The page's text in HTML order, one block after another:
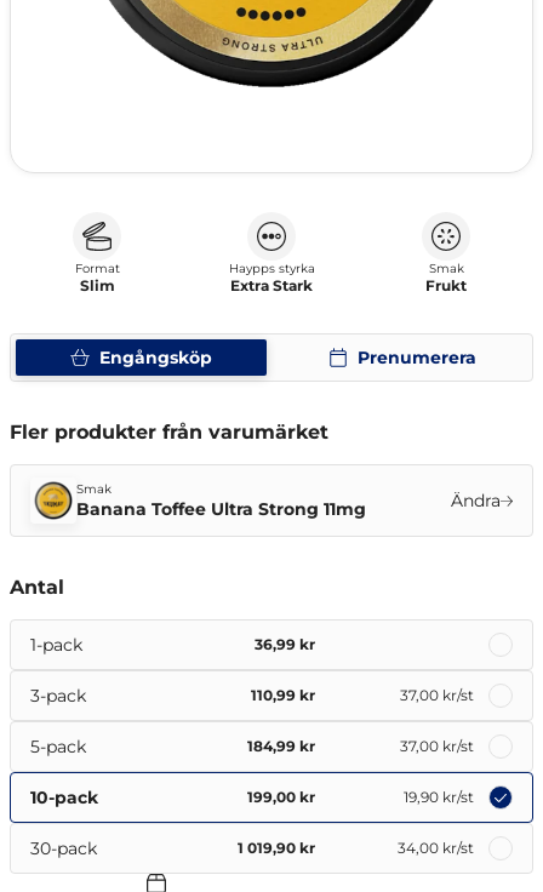
Engångsköp Prenumerera
Format
Slim
Haypps styrka
Extra Stark
Smak
Frukt
Fler produkter från varumärket
Smak
Banana Toffee Ultra Strong 11mg Ändra
Antal
1-pack 36,99 kr
3-pack 110,99 kr 37,00 kr/st
5-pack 184,99 kr 37,00 kr/st
10-pack 199,00 kr 19,90 kr/st
30-pack 1 019,90 kr 34,00 kr/st